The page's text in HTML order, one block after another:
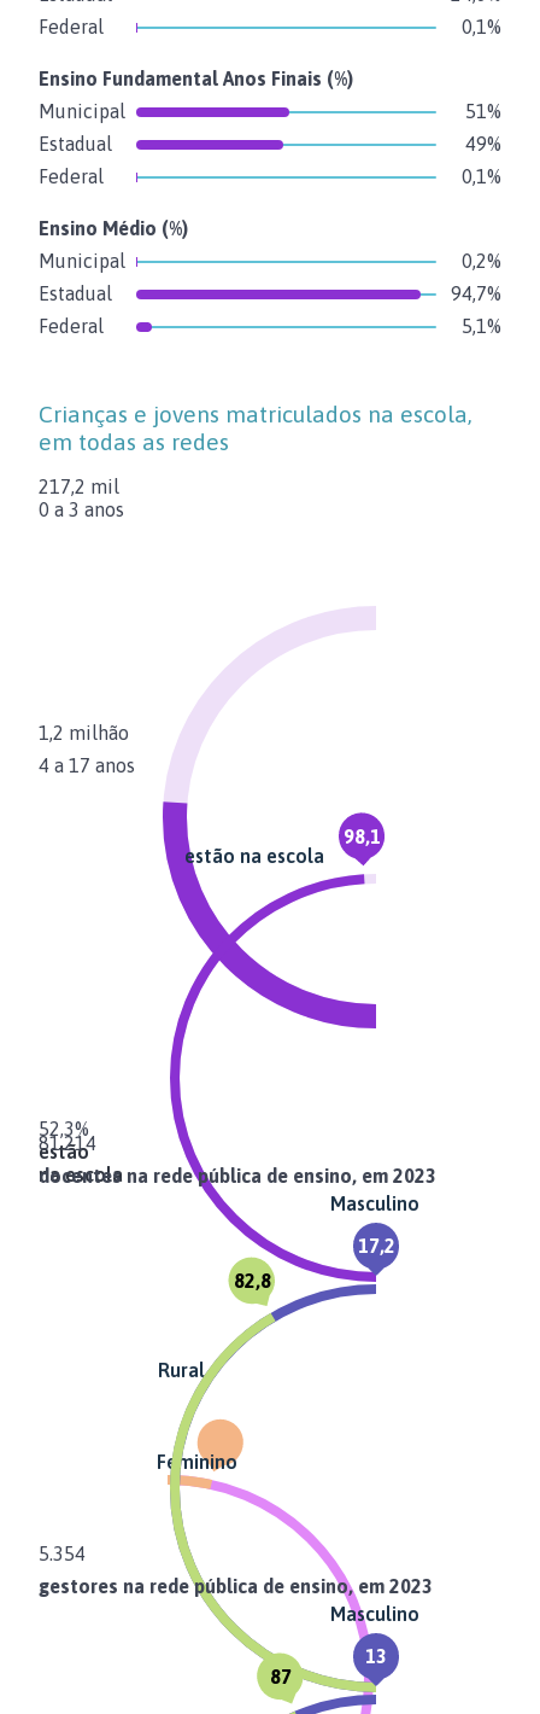
Federal
0,1%
Ensino Fundamental Anos Finais (%)
Municipal
51%
Estadual
49%
Federal
0,1%
Ensino Médio (%)
Municipal
0,2%
Estadual
94,7%
Federal
5,1%
Crianças e jovens matriculados na escola,
em todas as redes
217,2 mil
0 a 3 anos
52,3%
estão
na escola
1,2 milhão
4 a 17 anos
estão na escola
98,1
Rural
81.214
docentes na rede pública de ensino, em 2023
Masculino
17,2
Feminino
82,8
5.354
gestores na rede pública de ensino, em 2023
Masculino
13
87